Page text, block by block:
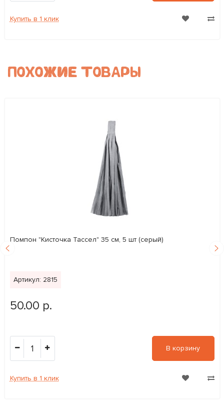
Купить в 1 клик
ПОХОЖИЕ ТОВАРЫ
Помпон "Кисточка Тассел" 35 см, 5 шт (серый)
Артикул: 2815
50.00 р.
1 В корзину
Купить в 1 клик